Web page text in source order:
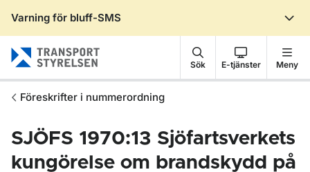
Varning för bluff-SMS
Sök E-tjänster Meny
Föreskrifter i nummerordning
SJÖFS 1970:13 Sjöfartsverkets
kungörelse om brandskydd på